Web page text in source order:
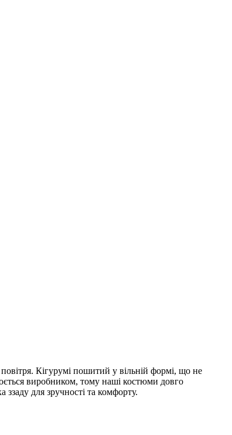
Кігурумі пошитий у вільній формі, що не
виробником, тому наші костюми довго
для зручності та комфорту.